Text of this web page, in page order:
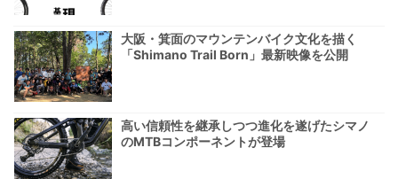
大阪・箕面のマウンテンバイク文化を描く
「Shimano Trail Born」最新映像を公開
高い信頼性を継承しつつ進化を遂げたシマノ
のMTBコンポーネントが登場